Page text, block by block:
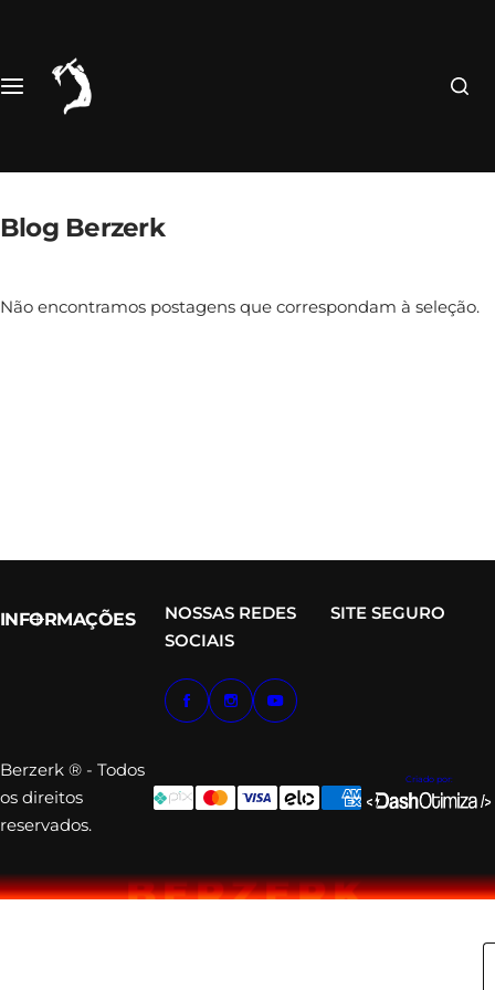
Blog Berzerk
Não encontramos postagens que correspondam à seleção.
INFORMAÇÕES
NOSSAS REDES
SOCIAIS
SITE SEGURO
Berzerk ® - Todos
os direitos
reservados.
Criado por:
BERZERK
conteúdo